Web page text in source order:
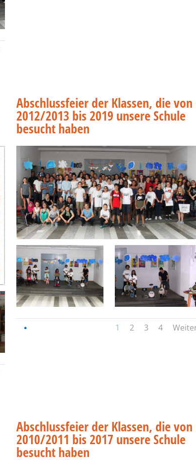
Abschlussfeier der Klassen, die von
2012/2013 bis 2019 unsere Schule
besucht haben
1 2 3 4
Abschlussfeier der Klassen, die von
2010/2011 bis 2017 unsere Schule
besucht haben